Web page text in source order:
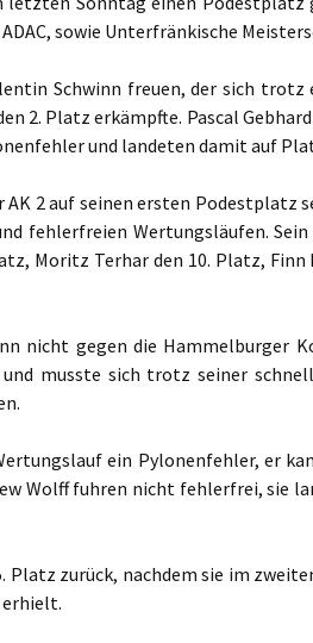
sowie Unterfränkische
Schwinn freuen, der sich trotz
2. Platz erkämpfte. Pascal
und landeten damit auf
2 auf seinen ersten Podestplatz
fehlerfreien Wertungsläufen.
Moritz Terhar den 10. Platz, Finn
nicht gegen die Hammelburger
musste sich trotz seiner
ein Pylonenfehler, er
Wolff fuhren nicht fehlerfrei, sie
Platz zurück, nachdem sie im
erhielt.